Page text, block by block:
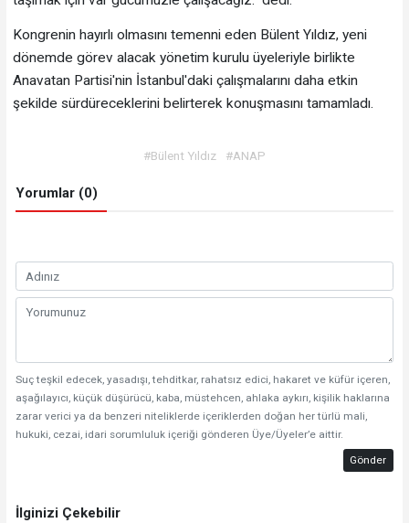
Kongrenin hayırlı olmasını temenni eden Bülent Yıldız, yeni
dönemde görev alacak yönetim kurulu üyeleriyle birlikte
Anavatan Partisi'nin İstanbul'daki çalışmalarını daha etkin
şekilde sürdüreceklerini belirterek konuşmasını tamamladı.
#Bülent Yıldız #ANAP
Yorumlar (0)
Suç teşkil edecek, yasadışı, tehditkar, rahatsız edici, hakaret ve küfür içeren,
aşağılayıcı, küçük düşürücü, kaba, müstehcen, ahlaka aykırı, kişilik haklarına
zarar verici ya da benzeri niteliklerde içeriklerden doğan her türlü mali,
hukuki, cezai, idari sorumluluk içeriği gönderen Üye/Üyeler’e aittir.
Gönder
İlginizi Çekebilir